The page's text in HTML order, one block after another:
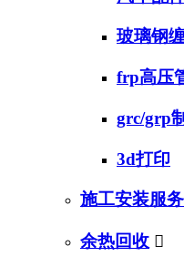
玻璃钢
frp高压
grc/grp
3d打印
施工安装服务
余热回收 